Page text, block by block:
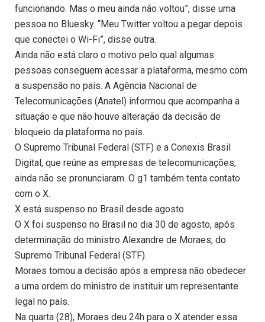
funcionando. Mas o meu ainda não voltou”, disse uma
pessoa no Bluesky. “Meu Twitter voltou a pegar depois
que conectei o Wi-Fi”, disse outra.
Ainda não está claro o motivo pelo qual algumas
pessoas conseguem acessar a plataforma, mesmo com
a suspensão no país. A Agência Nacional de
Telecomunicações (Anatel) informou que acompanha a
situação e que não houve alteração da decisão de
bloqueio da plataforma no país.
O Supremo Tribunal Federal (STF) e a Conexis Brasil
Digital, que reúne as empresas de telecomunicações,
ainda não se pronunciaram. O g1 também tenta contato
com o X.
X está suspenso no Brasil desde agosto
O X foi suspenso no Brasil no dia 30 de agosto, após
determinação do ministro Alexandre de Moraes, do
Supremo Tribunal Federal (STF).
Moraes tomou a decisão após a empresa não obedecer
a uma ordem do ministro de instituir um representante
legal no país.
Na quarta (28), Moraes deu 24h para o X atender essa